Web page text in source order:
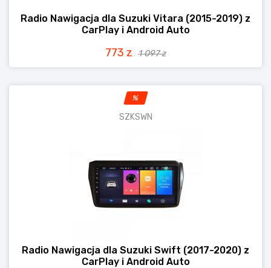
Radio Nawigacja dla Suzuki Vitara (2015-2019) z
CarPlay i Android Auto
773 z 1 097 z
%
SZKSWN
Radio Nawigacja dla Suzuki Swift (2017-2020) z
CarPlay i Android Auto